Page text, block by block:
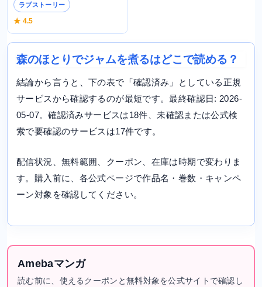
ラブストーリー
★ 4.5
森のほとりでジャムを煮るはどこで読める？
結論から言うと、下の表で「確認済み」としている正規
サービスから確認するのが最短です。最終確認日: 2026-
05-07。確認済みサービスは18件、未確認または公式検
索で要確認のサービスは17件です。
配信状況、無料範囲、クーポン、在庫は時期で変わりま
す。購入前に、各公式ページで作品名・巻数・キャンペ
ーン対象を確認してください。
Amebaマンガ
読む前に、使えるクーポンと無料対象を公式サイトで確認し